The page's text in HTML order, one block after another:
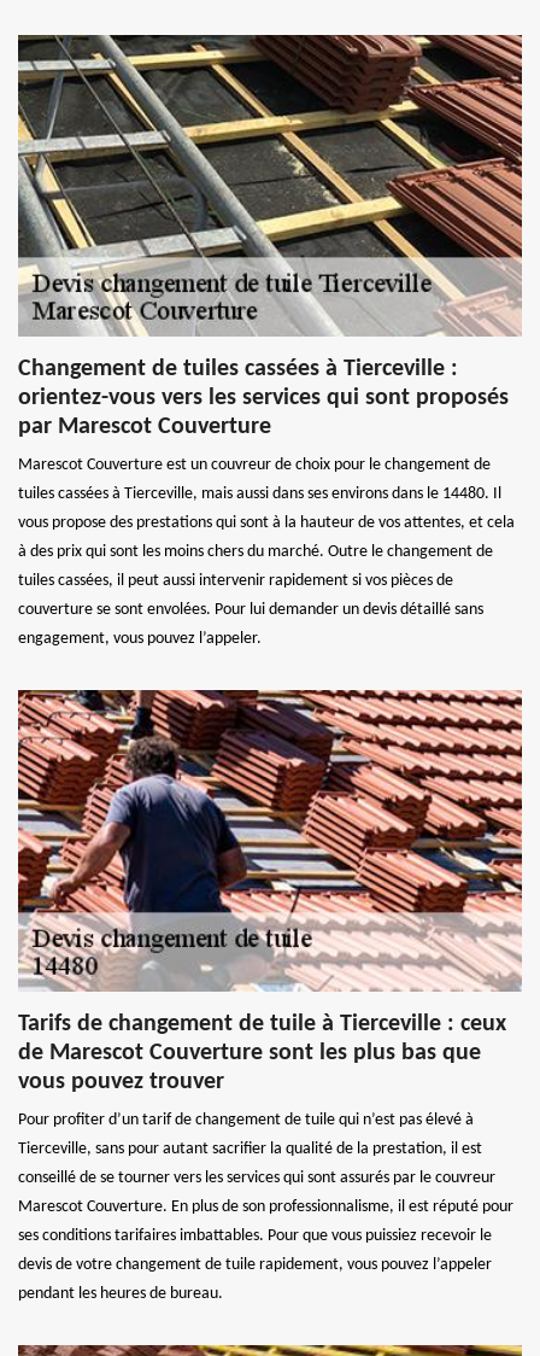
Changement de tuiles cassées à Tierceville :
orientez-vous vers les services qui sont proposés
par Marescot Couverture
Marescot Couverture est un couvreur de choix pour le changement de
tuiles cassées à Tierceville, mais aussi dans ses environs dans le 14480. Il
vous propose des prestations qui sont à la hauteur de vos attentes, et cela
à des prix qui sont les moins chers du marché. Outre le changement de
tuiles cassées, il peut aussi intervenir rapidement si vos pièces de
couverture se sont envolées. Pour lui demander un devis détaillé sans
engagement, vous pouvez l’appeler.
Tarifs de changement de tuile à Tierceville : ceux
de Marescot Couverture sont les plus bas que
vous pouvez trouver
Pour profiter d’un tarif de changement de tuile qui n’est pas élevé à
Tierceville, sans pour autant sacrifier la qualité de la prestation, il est
conseillé de se tourner vers les services qui sont assurés par le couvreur
Marescot Couverture. En plus de son professionnalisme, il est réputé pour
ses conditions tarifaires imbattables. Pour que vous puissiez recevoir le
devis de votre changement de tuile rapidement, vous pouvez l’appeler
pendant les heures de bureau.